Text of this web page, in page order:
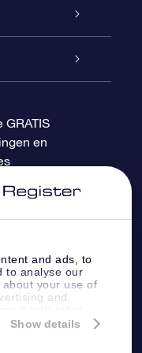
and ads, to
to analyse our
your use of
and
them or that
Show details
GRATIS
en